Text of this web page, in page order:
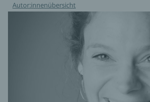
Autor:innenübersicht